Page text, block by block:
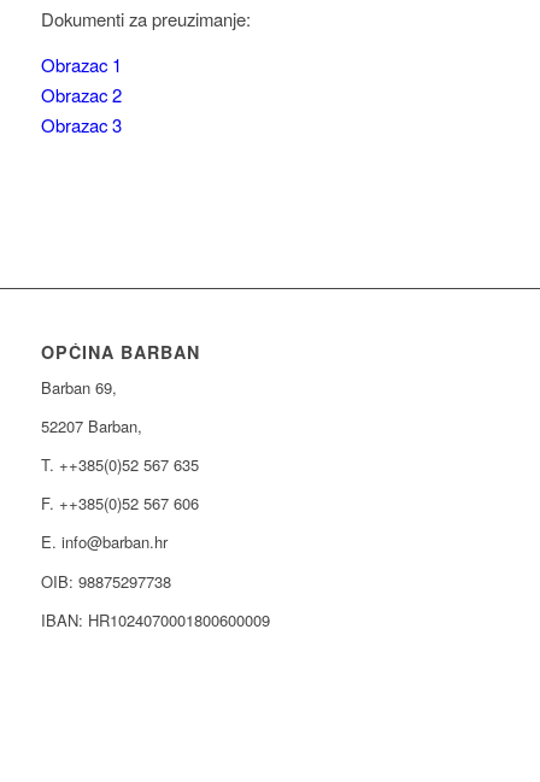
Dokumenti za preuzimanje:
Obrazac 1
Obrazac 2
Obrazac 3
OPĆINA BARBAN
Barban 69,
52207 Barban,
T. ++385(0)52 567 635
F. ++385(0)52 567 606
E. info@barban.hr
OIB: 98875297738
IBAN: HR1024070001800600009